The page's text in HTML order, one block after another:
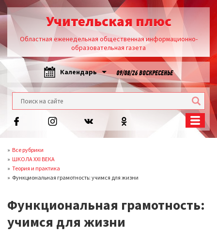
Учительская плюс
Областная еженедельная общественная информационно-
образовательная газета
Календарь 09/08/26 ВОСКРЕСЕНЬЕ
Все рубрики
ШКОЛА XXI ВЕКА
Теория и практика
Функциональная грамотность: учимся для жизни
Функциональная грамотность:
учимся для жизни